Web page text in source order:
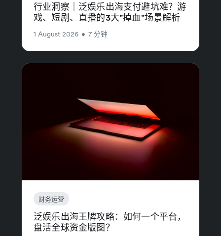
行业洞察｜泛娱乐出海支付避坑难？游
戏、短剧、直播的3大"掉血"场景解析
1 August 2026 • 7 分钟
财务运营
泛娱乐出海王牌攻略：如何一个平台，
盘活全球资金版图？